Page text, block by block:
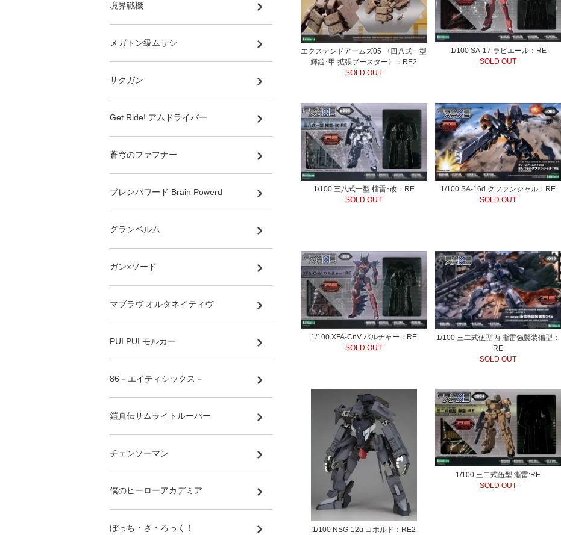
エクステンドアームズ05 〈四八式一型
輝鎚･甲 拡張ブースター〉：RE2
SOLD OUT
1/100 SA-17 ラピエール：RE
SOLD OUT
1/100 三八式一型 榴雷･改：RE
SOLD OUT
1/100 SA-16d クファンジャル：RE
SOLD OUT
1/100 XFA-CnV バルチャー：RE
SOLD OUT
1/100 三二式伍型丙 漸雷強襲装備型：
RE
SOLD OUT
1/100 NSG-12α コボルド：RE2
1/100 三二式伍型 漸雷:RE
SOLD OUT
境界戦機
メガトン級ムサシ
サクガン
Get Ride! アムドライバー
蒼穹のファフナー
ブレンパワード Brain Powerd
グランベルム
ガン×ソード
マブラヴ オルタネイティヴ
PUI PUI モルカー
86－エイティシックス－
鎧真伝サムライトルーパー
チェンソーマン
僕のヒーローアカデミア
ぼっち・ざ・ろっく！